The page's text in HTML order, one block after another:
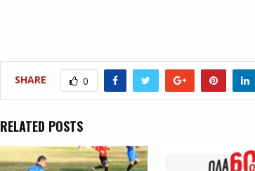
SHARE 0
RELATED POSTS